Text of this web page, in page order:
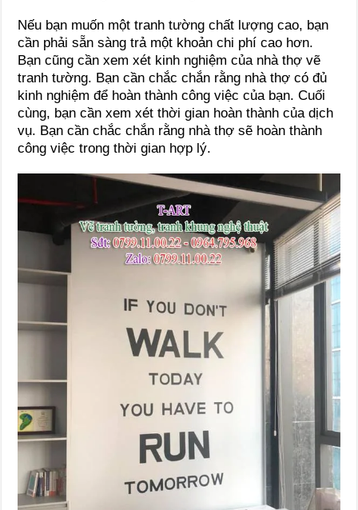
Nếu bạn muốn một tranh tường chất lượng cao, bạn
cần phải sẵn sàng trả một khoản chi phí cao hơn.
Bạn cũng cần xem xét kinh nghiệm của nhà thợ vẽ
tranh tường. Bạn cần chắc chắn rằng nhà thợ có đủ
kinh nghiệm để hoàn thành công việc của bạn. Cuối
cùng, bạn cần xem xét thời gian hoàn thành của dịch
vụ. Bạn cần chắc chắn rằng nhà thợ sẽ hoàn thành
công việc trong thời gian hợp lý.